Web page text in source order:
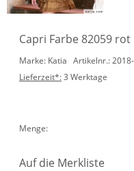
Capri Farbe 82059 rot
Marke: Katia Artikelnr.:
Lieferzeit*:3 Werktage
Menge:
Auf die Merkliste